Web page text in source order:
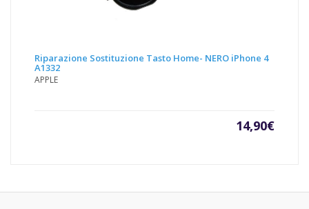
Riparazione Sostituzione Tasto Home- NERO iPhone 4
A1332
APPLE
14,90€